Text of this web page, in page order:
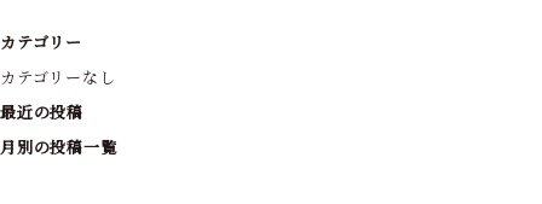
カテゴリー
カテゴリーなし
最近の投稿
月別の投稿一覧